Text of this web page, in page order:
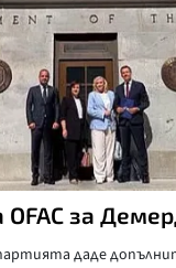
OFAC за
даде